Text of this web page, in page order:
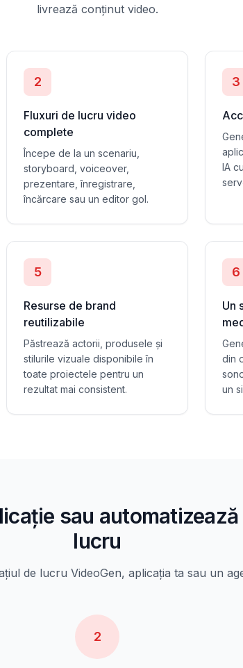
livrează conținut video.
2
Fluxuri de lucru video
complete
Începe de la un scenariu,
storyboard, voiceover,
prezentare, înregistrare,
încărcare sau un editor gol.
3
IA
5
Resurse de brand
reutilizabile
Păstrează actorii, produsele și
stilurile vizuale disponibile în
toate proiectele pentru un
rezultat mai consistent.
6
Un
din
un
sau
lucru
de lucru VideoGen, aplicația ta sau un
2